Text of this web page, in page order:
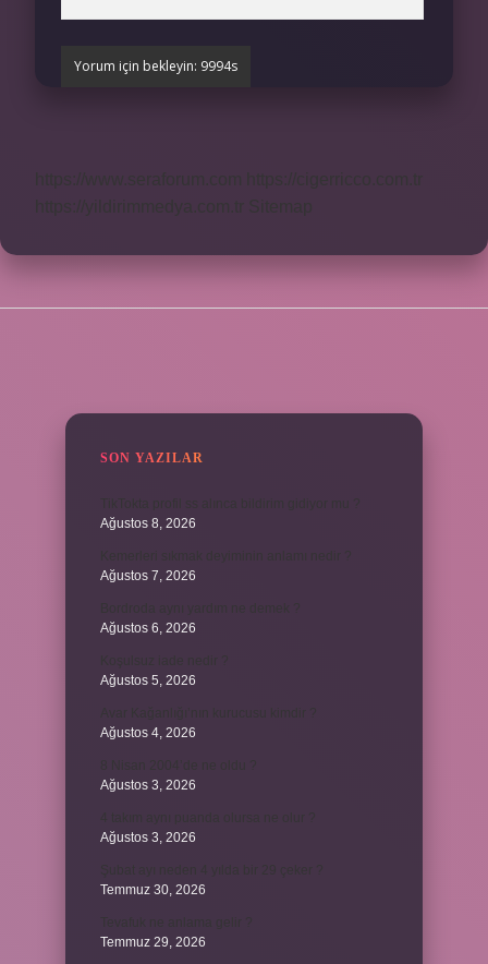
SON YAZILAR
Ağustos 8, 2026
Ağustos 7, 2026
Ağustos 6, 2026
Ağustos 5, 2026
Ağustos 4, 2026
Ağustos 3, 2026
Ağustos 3, 2026
Temmuz 30, 2026
Temmuz 29, 2026